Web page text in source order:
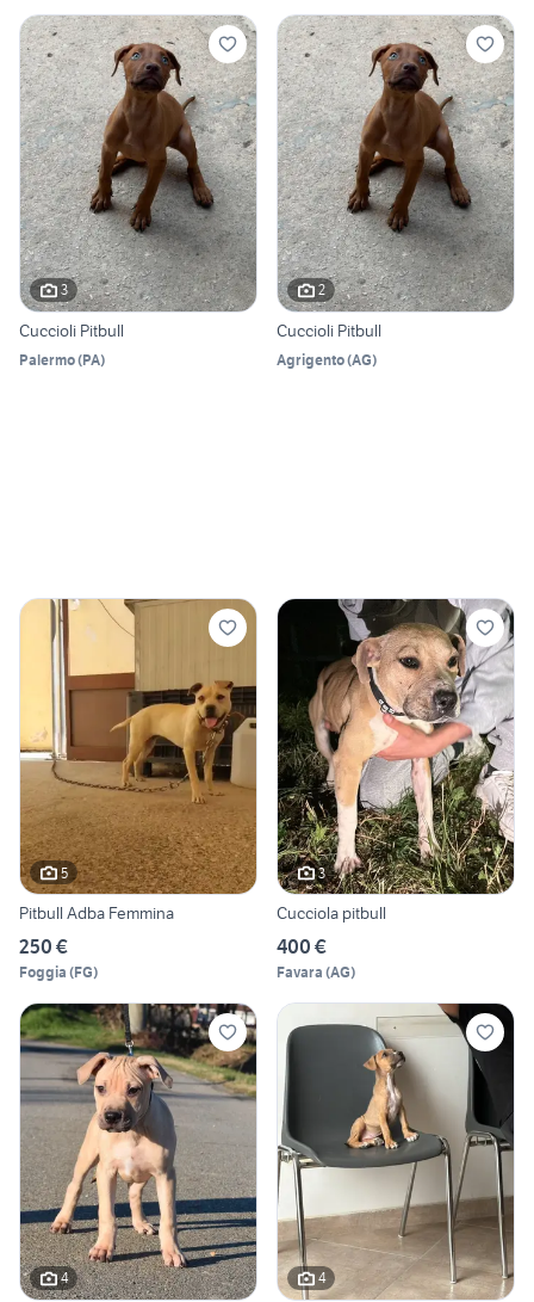
3
Cuccioli Pitbull
Palermo(PA)
2
Cuccioli Pitbull
Agrigento(AG)
5
Pitbull Adba Femmina
250 €
Foggia (FG)
3
Cucciola pitbull
400 €
Favara (AG)
4 4